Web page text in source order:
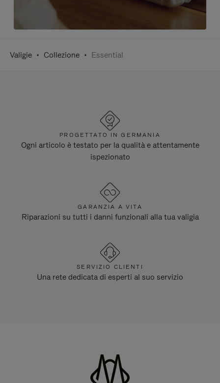
Valigie Collezione Essential
PROGETTATO IN GERMANIA
Ogni articolo è testato per la qualità e attentamente
ispezionato
GARANZIA A VITA
Riparazioni su tutti i danni funzionali alla tua valigia
SERVIZIO CLIENTI
Una rete dedicata di esperti al suo servizio